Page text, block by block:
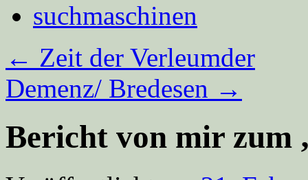
suchmaschinen
← Zeit der Verleumder
Demenz/ Bredesen →
Bericht von mir zum